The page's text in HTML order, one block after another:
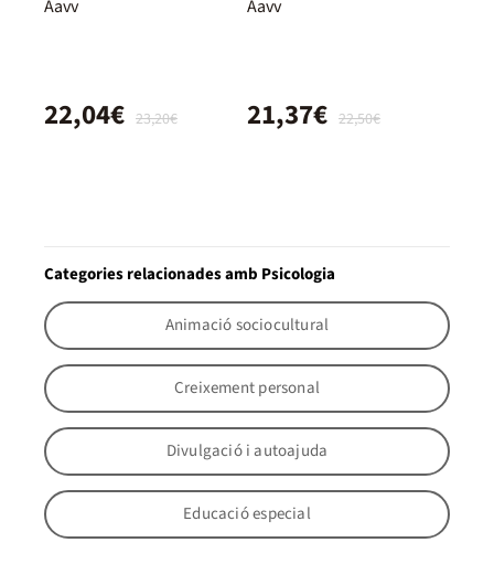
Aavv
23,20€
22,04€
Aavv
22,50€
21,37€
Categories relacionades amb Psicologia
Animació sociocultural
Creixement personal
Divulgació i autoajuda
Educació especial